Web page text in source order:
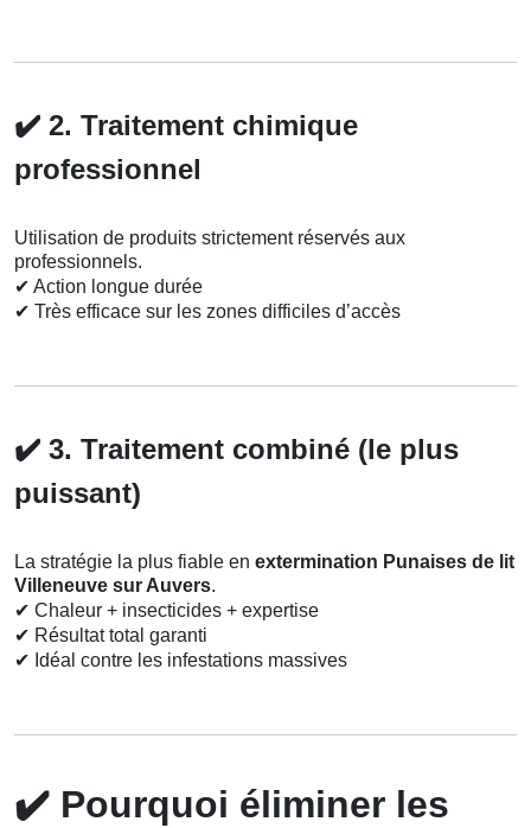
✔️ 2. Traitement chimique
professionnel
Utilisation de produits strictement réservés aux
professionnels.
✔ Action longue durée
✔ Très efficace sur les zones difficiles d’accès
✔️ 3. Traitement combiné (le plus
puissant)
La stratégie la plus fiable en extermination Punaises de lit
Villeneuve sur Auvers.
✔ Chaleur + insecticides + expertise
✔ Résultat total garanti
✔ Idéal contre les infestations massives
✔️ Pourquoi éliminer les